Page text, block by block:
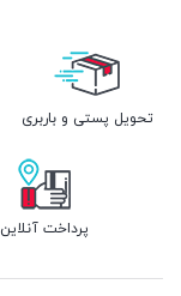
تحویل پستی و باربری
پرداخت آنلاین